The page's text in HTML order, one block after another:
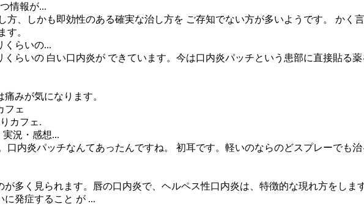
情報が...
方、しかも即効性のある確実な治し方を ご存知でない方が多いようです。 かく
す。
くらいの...
らいの 白い口内炎が できています。今は口内炎パッチという患部に直接貼る
みが気になります。
フェ
カフェ.
実況・感想...
口内炎パッチなんてあったんですね。 初耳です。軽いのならのどスプレーでも
多く見られます。唇の口内炎で、ヘルペス性口内炎は、特徴的な現れ方をしま
に発症すること が ...